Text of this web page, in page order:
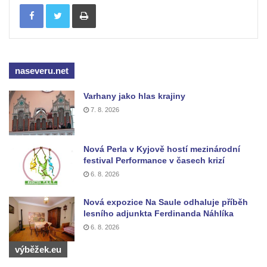
Socha Jana Valeria Jirsíka u Černé věže v
Českých Budějovicích
kostela svatého Mikuláše v Českých
Budějovicích
Socha svatého Jana Nepomuckého u
kostela svaté Rodiny v Českých
Budějovicích
Socha S tebou v parku na Senovážném
náměstí v Českých Budějovicích
Socha Tornádo v parku na Senovážném
Sousoší Humanoidi na Lannově třídě v
Českých Budějovicích
Pomník Vojtěcha Adalberta Lanny v parku
Tisknout
naseveru.net
Varhany jako hlas krajiny
7. 8. 2026
Nová Perla v Kyjově hostí mezinárodní
festival Performance v časech krizí
6. 8. 2026
Nová expozice Na Saule odhaluje příběh
lesního adjunkta Ferdinanda Náhlíka
6. 8. 2026
výběžek.eu